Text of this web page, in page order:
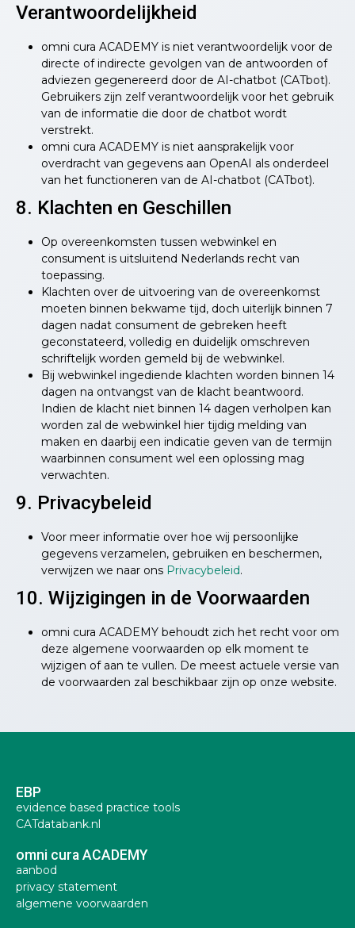
Verantwoordelijkheid
omni cura ACADEMY is niet verantwoordelijk voor de
directe of indirecte gevolgen van de antwoorden of
adviezen gegenereerd door de AI-chatbot (CATbot).
Gebruikers zijn zelf verantwoordelijk voor het gebruik
van de informatie die door de chatbot wordt
verstrekt.
omni cura ACADEMY is niet aansprakelijk voor
overdracht van gegevens aan OpenAI als onderdeel
van het functioneren van de AI-chatbot (CATbot).
8. Klachten en Geschillen
Op overeenkomsten tussen webwinkel en
consument is uitsluitend Nederlands recht van
toepassing.
Klachten over de uitvoering van de overeenkomst
moeten binnen bekwame tijd, doch uiterlijk binnen 7
dagen nadat consument de gebreken heeft
geconstateerd, volledig en duidelijk omschreven
schriftelijk worden gemeld bij de webwinkel.
Bij webwinkel ingediende klachten worden binnen 14
dagen na ontvangst van de klacht beantwoord.
Indien de klacht niet binnen 14 dagen verholpen kan
worden zal de webwinkel hier tijdig melding van
maken en daarbij een indicatie geven van de termijn
waarbinnen consument wel een oplossing mag
verwachten.
9. Privacybeleid
Voor meer informatie over hoe wij persoonlijke
gegevens verzamelen, gebruiken en beschermen,
verwijzen we naar ons Privacybeleid.
10. Wijzigingen in de Voorwaarden
omni cura ACADEMY behoudt zich het recht voor om
deze algemene voorwaarden op elk moment te
wijzigen of aan te vullen. De meest actuele versie van
de voorwaarden zal beschikbaar zijn op onze website.
EBP
evidence based practice tools
CATdatabank.nl
omni cura ACADEMY
aanbod
privacy statement
algemene voorwaarden